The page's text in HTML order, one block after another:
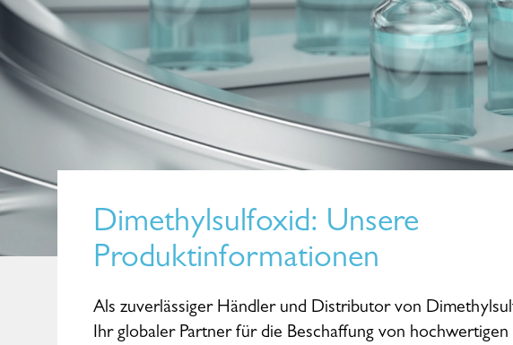
Dimethylsulfoxid: Unsere
Produktinformationen
Als zuverlässiger Händler und Distributor von
Ihr globaler Partner für die Beschaffung von hochwertigen